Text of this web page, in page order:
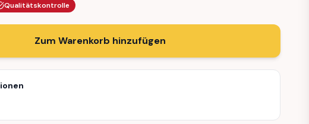
Qualitätskontrolle
Zum Warenkorb hinzufügen